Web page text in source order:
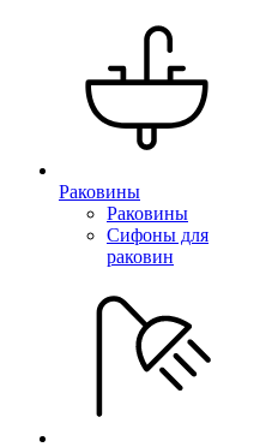
Раковины
Раковины
Сифоны для
раковин